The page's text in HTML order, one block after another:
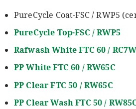
PureCycle Coat-FSC / RWP5
PureCycle Top-FSC / RWP5
Rafwash White FTC 60 / RC7W
PP White FTC 60 / RW65C
PP Clear FTC 50 / RW65C
PP Clear Wash FTC 50 /